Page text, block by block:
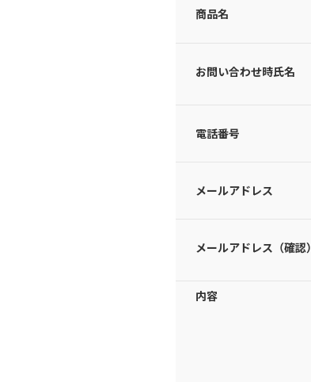
商品名
お問い合わせ時氏名
電話番号
メールアドレス
メールアドレス（確認）
内容